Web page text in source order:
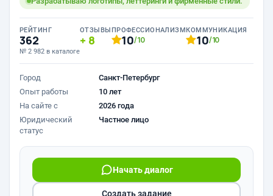
РЕЙТИНГ
362
№ 2 982 в каталоге
ОТЗЫВЫ
8
ПРОФЕССИОНАЛИЗМ
10/10
КОММУНИКАЦИЯ
10/10
Город
Санкт-Петербург
Опыт работы
10 лет
На сайте с
2026 года
Юридический
статус
Частное лицо
Начать диалог
Создать задание